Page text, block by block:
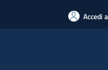
Accedi